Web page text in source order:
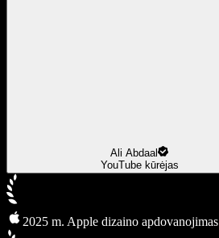
Ali Abdaal
YouTube kūrėjas
2025 m. Apple dizaino apdovanojimas